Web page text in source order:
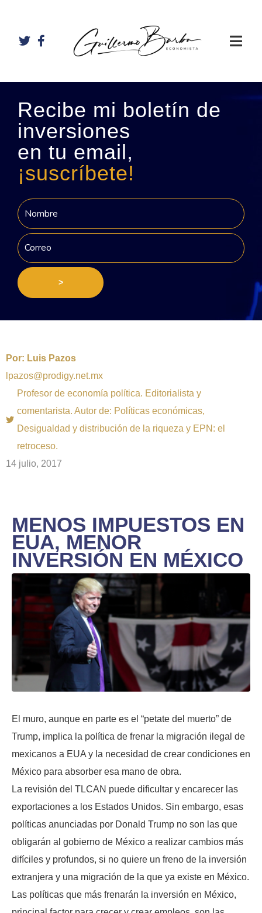
Recibe mi boletín de
inversiones
en tu email,
¡suscríbete!
>
Por: Luis Pazos
lpazos@prodigy.net.mx
Profesor de economía política. Editorialista y
comentarista. Autor de: Políticas económicas,
Desigualdad y distribución de la riqueza y EPN: el
retroceso.
14 julio, 2017
MENOS IMPUESTOS EN
EUA, MENOR
INVERSIÓN EN MÉXICO
El muro, aunque en parte es el “petate del muerto” de
Trump, implica la política de frenar la migración ilegal de
mexicanos a EUA y la necesidad de crear condiciones en
México para absorber esa mano de obra.
La revisión del TLCAN puede dificultar y encarecer las
exportaciones a los Estados Unidos. Sin embargo, esas
políticas anunciadas por Donald Trump no son las que
obligarán al gobierno de México a realizar cambios más
difíciles y profundos, si no quiere un freno de la inversión
extranjera y una migración de la que ya existe en México.
Las políticas que más frenarán la inversión en México,